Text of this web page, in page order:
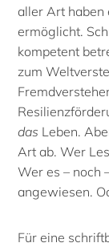
aller Art haben
ermöglicht.
kompetent
zum
das Leben.
Art ab. Wer
Wer es – noch
angewiesen.
Für eine